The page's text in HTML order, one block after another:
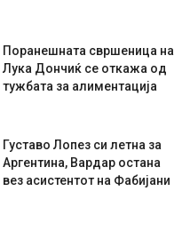
Поранешната свршеница на
Лука Дончиќ се откажа од
тужбата за алиментација
Густаво Лопез си летна за
Аргентина, Вардар остана
вез асистентот на Фабијани